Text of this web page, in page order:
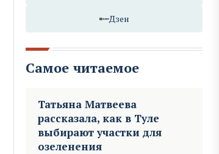
Дзен
Самое читаемое
Татьяна Матвеева
рассказала, как в Туле
выбирают участки для
озеленения